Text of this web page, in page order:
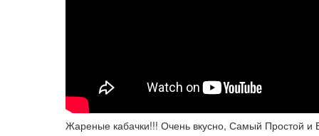
Жареные кабачки!!! Очень вкусно, Самый Простой и